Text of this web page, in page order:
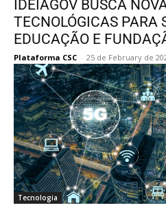
IDEIAGOV BUSCA
TECNOLÓGICAS PARA
EDUCAÇÃO E
Plataforma CSC - 25 de February de
Tecnologia